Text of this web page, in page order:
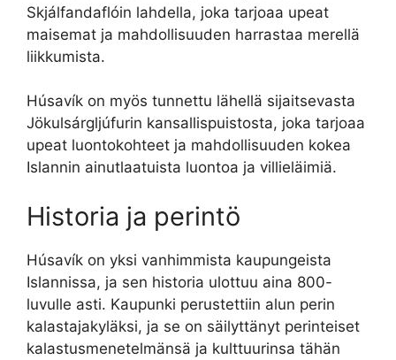
Skjálfandaflóin lahdella, joka tarjoaa upeat
maisemat ja mahdollisuuden harrastaa merellä
liikkumista.
Húsavík on myös tunnettu lähellä sijaitsevasta
Jökulsárgljúfurin kansallispuistosta, joka tarjoaa
upeat luontokohteet ja mahdollisuuden kokea
Islannin ainutlaatuista luontoa ja villieläimiä.
Historia ja perintö
Húsavík on yksi vanhimmista kaupungeista
Islannissa, ja sen historia ulottuu aina 800-
luvulle asti. Kaupunki perustettiin alun perin
kalastajakyläksi, ja se on säilyttänyt perinteiset
kalastusmenetelmänsä ja kulttuurinsa tähän